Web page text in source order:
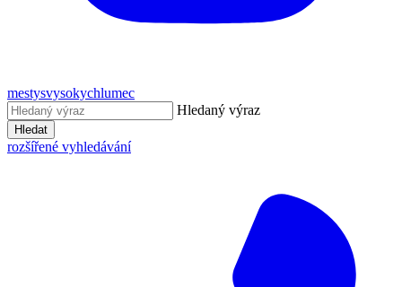
mestysvysokychlumec
Hledaný výraz
Hledat
rozšířené vyhledávání